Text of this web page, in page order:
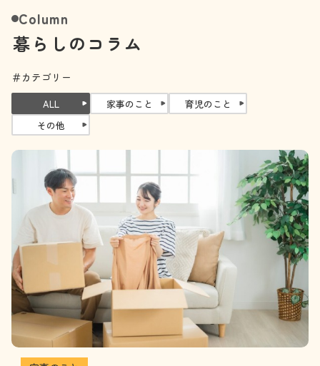
Column
暮らしのコラム
＃カテゴリー
ALL 家事のこと
育児のこと
その他